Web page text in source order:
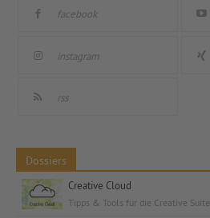
facebook
instagram
rss
Dossiers
Creative Cloud
Tipps & Tools für die Creative Suite